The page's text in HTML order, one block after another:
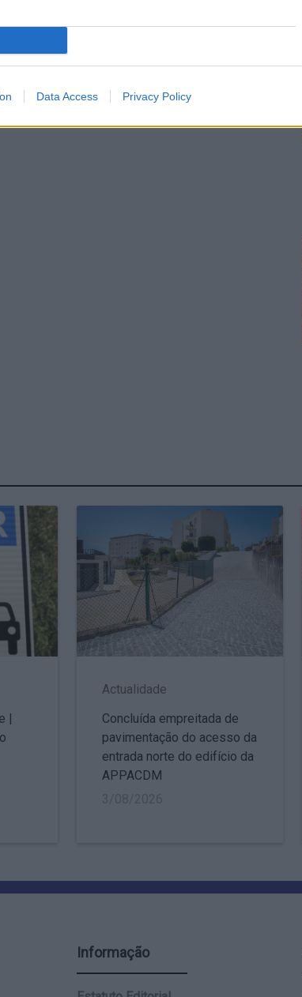
Data Access Privacy Policy
|
Actualidade
Concluída empreitada de
pavimentação do acesso da
entrada norte do edifício da
APPACDM
Informação